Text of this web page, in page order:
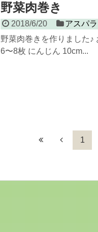
野菜肉巻き
2018/6/20 アスパラ
野菜肉巻きを作りました♪
6〜8枚 にんじん 10cm...
1